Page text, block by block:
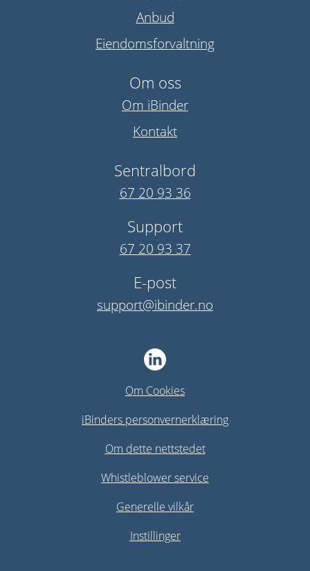
Anbud
Eiendomsforvaltning
Om oss
Om iBinder
Kontakt
Sentralbord
67 20 93 36
Support
67 20 93 37
E-post
support@ibinder.no
Om Cookies
iBinders personvernerklæring
Om dette nettstedet
Whistleblower service
Generelle vilkår
Instillinger